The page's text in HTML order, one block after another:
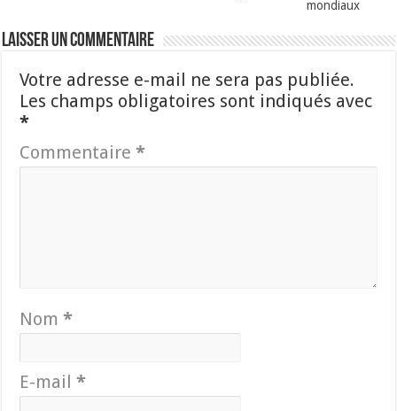
mondiaux
Laisser un commentaire
Votre adresse e-mail ne sera pas publiée.
Les champs obligatoires sont indiqués avec
*
Commentaire*
Nom*
E-mail*